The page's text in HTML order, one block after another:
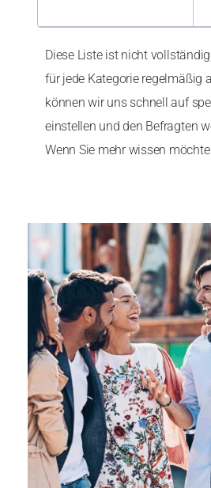
Diese Liste ist nicht
für jede Kategorie regelmäßig
können wir uns schnell auf
einstellen und den Befragten
Wenn Sie mehr wissen